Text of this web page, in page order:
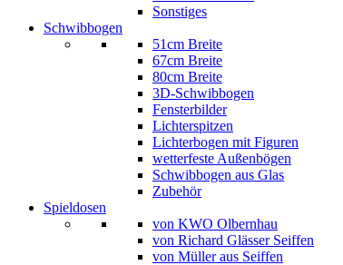
Sonstiges
Schwibbogen
51cm Breite
67cm Breite
80cm Breite
3D-Schwibbogen
Fensterbilder
Lichterspitzen
Lichterbogen mit Figuren
wetterfeste Außenbögen
Schwibbogen aus Glas
Zubehör
Spieldosen
von KWO Olbernhau
von Richard Glässer Seiffen
von Müller aus Seiffen